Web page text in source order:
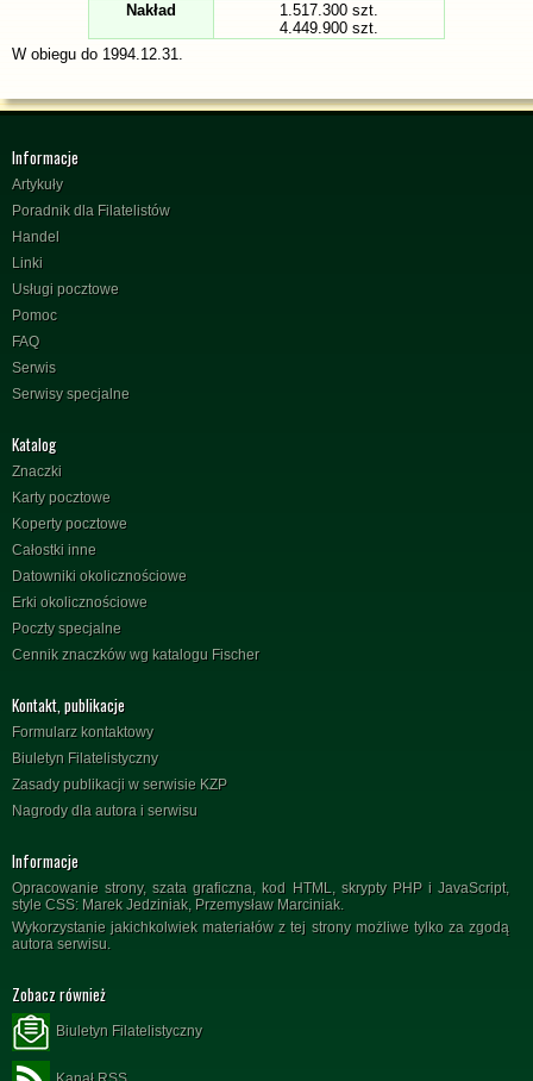
Nakład
1.517.300 szt.
4.449.900 szt.
W obiegu do 1994.12.31.
Informacje
Artykuły
Poradnik dla Filatelistów
Handel
Linki
Usługi pocztowe
Pomoc
FAQ
Serwis
Serwisy specjalne
Katalog
Znaczki
Karty pocztowe
Koperty pocztowe
Całostki inne
Datowniki okolicznościowe
Erki okolicznościowe
Poczty specjalne
Cennik znaczków wg katalogu Fischer
Kontakt, publikacje
Formularz kontaktowy
Biuletyn Filatelistyczny
Zasady publikacji w serwisie KZP
Nagrody dla autora i serwisu
Informacje
Opracowanie strony, szata graficzna, kod HTML, skrypty PHP i JavaScript,
style CSS: Marek Jedziniak, Przemysław Marciniak.
Wykorzystanie jakichkolwiek materiałów z tej strony możliwe tylko za zgodą
autora serwisu.
Zobacz również
Biuletyn Filatelistyczny